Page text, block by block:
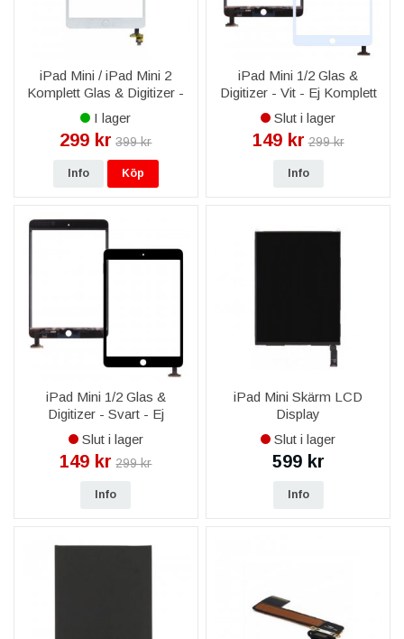
iPad Mini / iPad Mini 2
Komplett Glas & Digitizer -
Vit
I lager
299 kr 399 kr
Info Köp
iPad Mini 1/2 Glas &
Digitizer - Vit - Ej Komplett
Slut i lager
149 kr 299 kr
Info
iPad Mini 1/2 Glas &
Digitizer - Svart - Ej
Komplett
Slut i lager
149 kr 299 kr
Info
iPad Mini Skärm LCD
Display
Slut i lager
599 kr
Info